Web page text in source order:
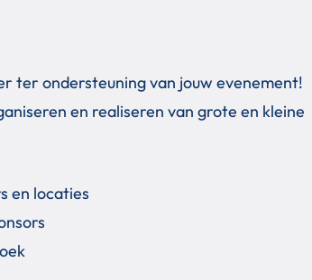
ter ondersteuning van jouw evenement!
en realiseren van grote en kleine
en locaties